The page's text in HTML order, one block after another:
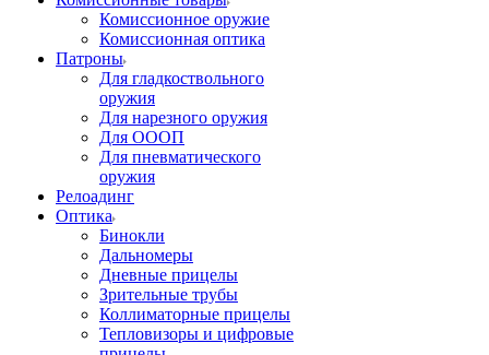
Комиссионное оружие
Комиссионная оптика
Патроны
Для гладкоствольного
оружия
Для нарезного оружия
Для ОООП
Для пневматического
оружия
Релоадинг
Оптика
Бинокли
Дальномеры
Дневные прицелы
Зрительные трубы
Коллиматорные прицелы
Тепловизоры и цифровые